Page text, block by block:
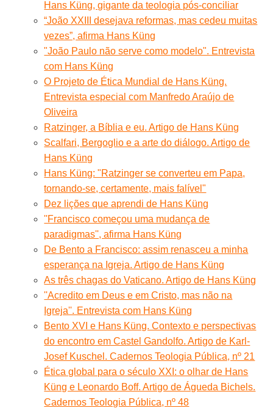
Hans Küng, gigante da teologia pós-conciliar
“João XXIII desejava reformas, mas cedeu muitas
vezes”, afirma Hans Küng
"João Paulo não serve como modelo". Entrevista
com Hans Küng
O Projeto de Ética Mundial de Hans Küng.
Entrevista especial com Manfredo Araújo de
Oliveira
Ratzinger, a Bíblia e eu. Artigo de Hans Küng
Scalfari, Bergoglio e a arte do diálogo. Artigo de
Hans Küng
Hans Küng: "Ratzinger se converteu em Papa,
tornando-se, certamente, mais falível"
Dez lições que aprendi de Hans Küng
''Francisco começou uma mudança de
paradigmas'', afirma Hans Küng
De Bento a Francisco: assim renasceu a minha
esperança na Igreja. Artigo de Hans Küng
As três chagas do Vaticano. Artigo de Hans Küng
''Acredito em Deus e em Cristo, mas não na
Igreja''. Entrevista com Hans Küng
Bento XVI e Hans Küng. Contexto e perspectivas
do encontro em Castel Gandolfo. Artigo de Karl-
Josef Kuschel. Cadernos Teologia Pública, nº 21
Ética global para o século XXI: o olhar de Hans
Küng e Leonardo Boff. Artigo de Águeda Bichels.
Cadernos Teologia Pública, nº 48